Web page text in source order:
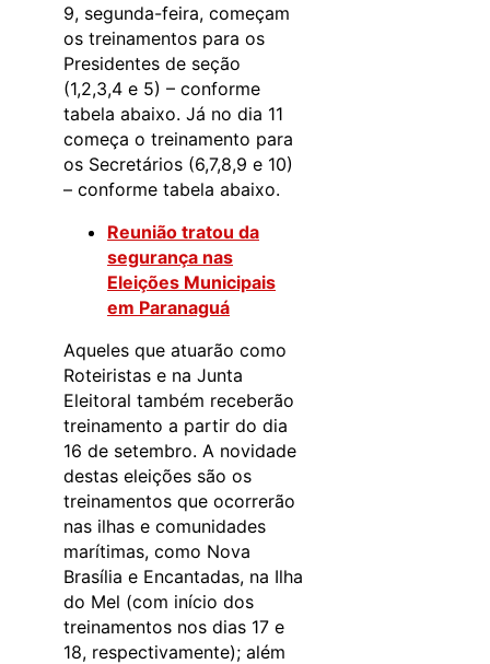
9, segunda-feira, começam
os treinamentos para os
Presidentes de seção
(1,2,3,4 e 5) – conforme
tabela abaixo. Já no dia 11
começa o treinamento para
os Secretários (6,7,8,9 e 10)
– conforme tabela abaixo.
Reunião tratou da
segurança nas
Eleições Municipais
em Paranaguá
Aqueles que atuarão como
Roteiristas e na Junta
Eleitoral também receberão
treinamento a partir do dia
16 de setembro. A novidade
destas eleições são os
treinamentos que ocorrerão
nas ilhas e comunidades
marítimas, como Nova
Brasília e Encantadas, na Ilha
do Mel (com início dos
treinamentos nos dias 17 e
18, respectivamente); além